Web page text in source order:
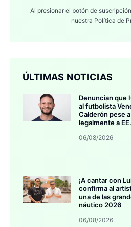
Al presionar el botón de
nuestra Política de
ÚLTIMAS NOTICIAS
Denuncian que
al futbolista
Calderón pese
legalmente a
06/08/2026
¡A cantar con
confirma al
una de las
náutico 2026
06/08/2026